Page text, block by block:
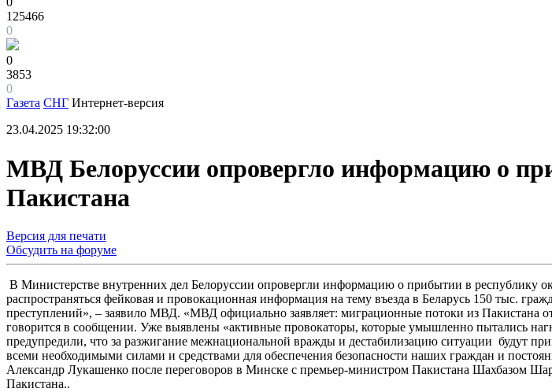
125466
0
0
3853
0
Газета СНГ Интернет-версия
23.04.2025 19:32:00
МВД Белоруссии опровергло информацию о
Пакистана
Версия для печати
Обсудить на форуме
В Министерстве внутренних дел Белоруссии опровергли информацию о прибытии в республику
распространяться фейковая и провокационная информация на тему въезда в Беларусь 150 тыс.
преступлений», – заявило МВД. «МВД официально заявляет: миграционные потоки из Пакистана
говорится в сообщении. Уже выявлены «активные провокаторы, которые умышленно пытались
предупредили, что за разжигание межнациональной вражды и дестабилизацию ситуации будут
всеми необходимыми силами и средствами для обеспечения безопасности наших граждан и
Александр Лукашенко после переговоров в Минске с премьер-министром Пакистана Шахбазом
Пакистана..